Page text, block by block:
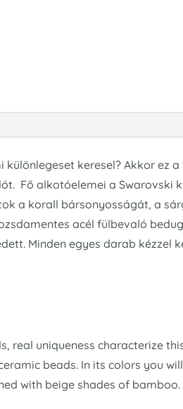
keresel? Akkor ez
Fő alkotóelemei a Swarovski
a korall bársonyosságát, a
acél fülbevaló
Minden egyes darab kézzel
real uniqueness characterize
beads. In its colors you
with beige shades of